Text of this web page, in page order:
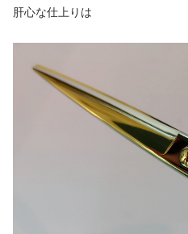
肝心な仕上りは